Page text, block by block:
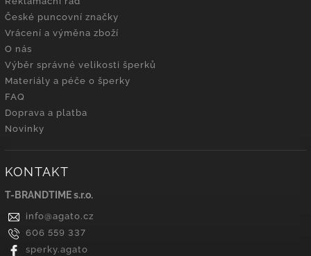
České puncovní značky
Vrácení a výměna zboží
O nás
Výběr správné velikosti šperků
Materiály a péče o šperky
FAQ
Doprava a platba
Novinky
KONTAKT
T-BRANDTIME s.r.o.
info@agato.cz
606 559 337
sperky.agato